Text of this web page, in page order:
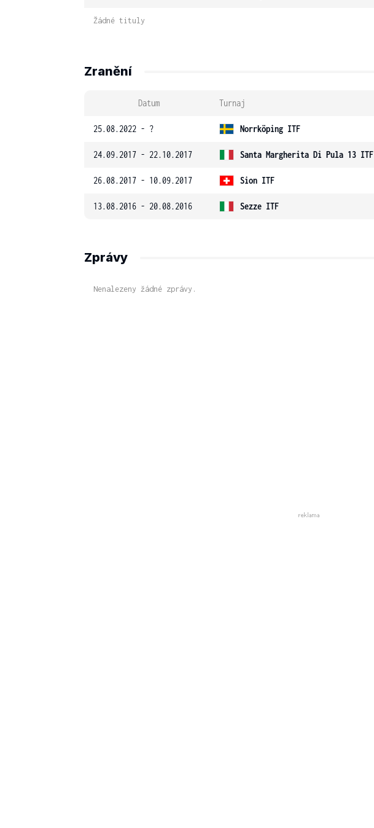
Žádné tituly
Zranění
Datum Turnaj
25.08.2022 - ? Norrköping ITF
24.09.2017 - 22.10.2017 Santa Margherita Di Pula 13 ITF
26.08.2017 - 10.09.2017 Sion ITF
13.08.2016 - 20.08.2016 Sezze ITF
Zprávy
Nenalezeny žádné zprávy.